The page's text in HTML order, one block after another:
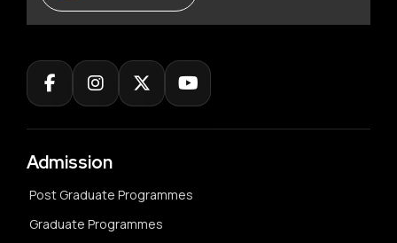
Admission
Post Graduate Programmes
Graduate Programmes